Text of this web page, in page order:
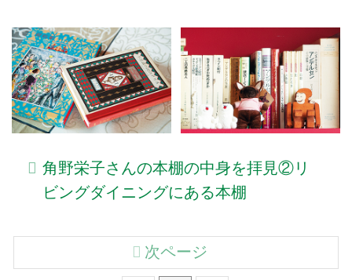
角野栄子さんの本棚の中身を拝見②リ
ビングダイニングにある本棚
次ページ